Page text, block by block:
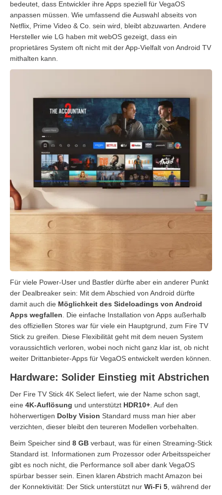
bedeutet, dass Entwickler ihre Apps speziell für VegaOS
anpassen müssen. Wie umfassend die Auswahl abseits von
Netflix, Prime Video & Co. sein wird, bleibt abzuwarten. Andere
Hersteller wie LG haben mit webOS gezeigt, dass ein
proprietäres System oft nicht mit der App-Vielfalt von Android TV
mithalten kann.
Für viele Power-User und Bastler dürfte aber ein anderer Punkt
der Dealbreaker sein: Mit dem Abschied von Android dürfte
damit auch die Möglichkeit des Sideloadings von Android
Apps wegfallen . Die einfache Installation von Apps außerhalb
des offiziellen Stores war für viele ein Hauptgrund, zum Fire TV
Stick zu greifen. Diese Flexibilität geht mit dem neuen System
voraussichtlich verloren, wobei noch nicht ganz klar ist, ob nicht
weiter Drittanbieter-Apps für VegaOS entwickelt werden können.
Hardware: Solider Einstieg mit Abstrichen
Der Fire TV Stick 4K Select liefert, wie der Name schon sagt,
eine 4K-Auflösung und unterstützt HDR10+ . Auf den
höherwertigen Dolby Vision Standard muss man hier aber
verzichten, dieser bleibt den teureren Modellen vorbehalten.
Beim Speicher sind 8 GB verbaut, was für einen Streaming-Stick
Standard ist. Informationen zum Prozessor oder Arbeitsspeicher
gibt es noch nicht, die Performance soll aber dank VegaOS
spürbar besser sein. Einen klaren Abstrich macht Amazon bei
der Konnektivität: Der Stick unterstützt nur Wi-Fi 5 , während der